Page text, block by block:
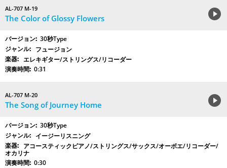
AL-707 M-19
The Color of Glossy Flowers
30秒Type
フュージョン
エレキギター/ストリングス/リコーダー
0:31
AL-707 M-20
The Song of Journey Home
30秒Type
イージーリスニング
アコースティックピアノ/ストリングス/サックス/オーボエ/リコーダー/
オカリナ
0:30